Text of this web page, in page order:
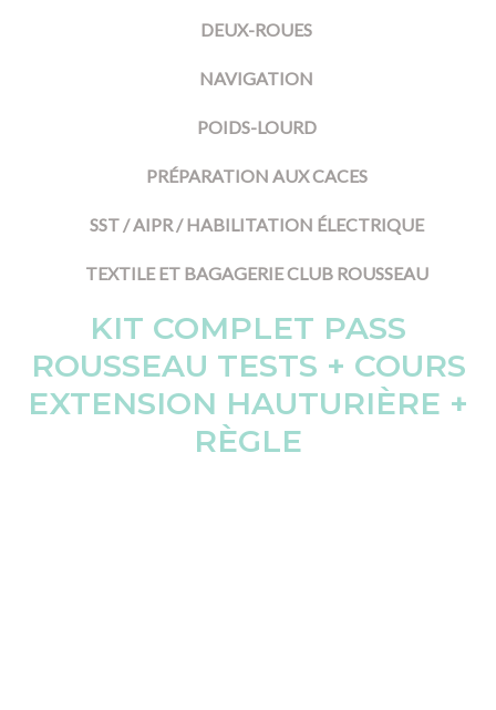
DEUX-ROUES
NAVIGATION
POIDS-LOURD
PRÉPARATION AUX CACES
SST / AIPR / HABILITATION ÉLECTRIQUE
TEXTILE ET BAGAGERIE CLUB ROUSSEAU
KIT COMPLET PASS
ROUSSEAU TESTS + COURS
EXTENSION HAUTURIÈRE +
RÈGLE